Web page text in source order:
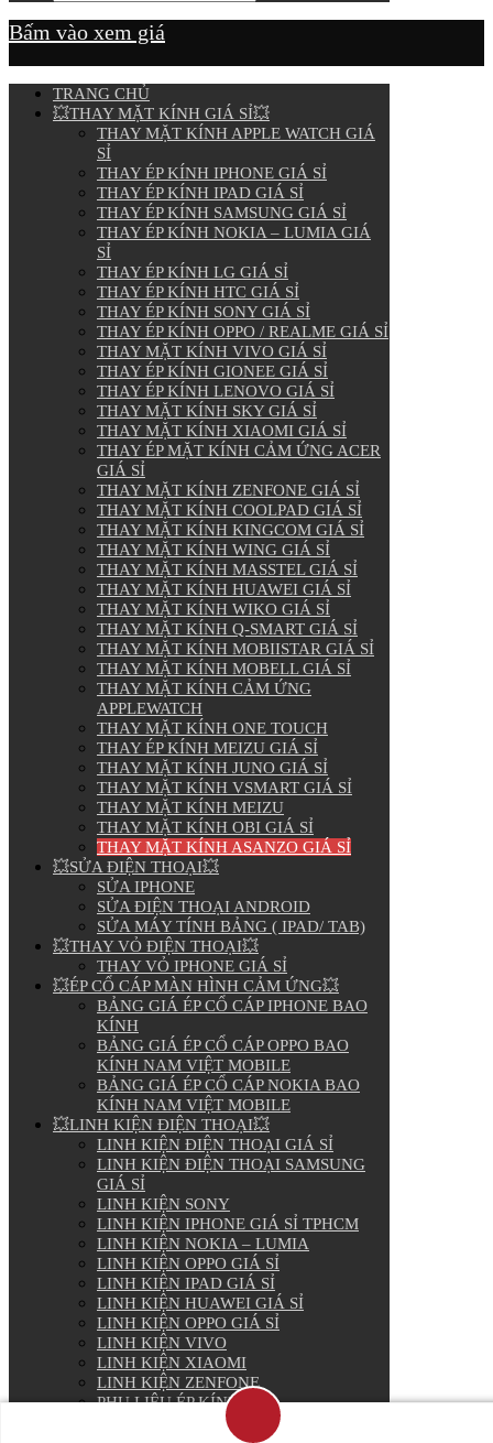
Bấm vào xem giá
TRANG CHỦ
💥THAY MẶT KÍNH GIÁ SỈ💥
THAY MẶT KÍNH APPLE WATCH GIÁ
SỈ
THAY ÉP KÍNH IPHONE GIÁ SỈ
THAY ÉP KÍNH IPAD GIÁ SỈ
THAY ÉP KÍNH SAMSUNG GIÁ SỈ
THAY ÉP KÍNH NOKIA – LUMIA GIÁ
SỈ
THAY ÉP KÍNH LG GIÁ SỈ
THAY ÉP KÍNH HTC GIÁ SỈ
THAY ÉP KÍNH SONY GIÁ SỈ
THAY ÉP KÍNH OPPO / REALME GIÁ SỈ
THAY MẶT KÍNH VIVO GIÁ SỈ
THAY ÉP KÍNH GIONEE GIÁ SỈ
THAY ÉP KÍNH LENOVO GIÁ SỈ
THAY MẶT KÍNH SKY GIÁ SỈ
THAY MẶT KÍNH XIAOMI GIÁ SỈ
THAY ÉP MẶT KÍNH CẢM ỨNG ACER
GIÁ SỈ
THAY MẶT KÍNH ZENFONE GIÁ SỈ
THAY MẶT KÍNH COOLPAD GIÁ SỈ
THAY MẶT KÍNH KINGCOM GIÁ SỈ
THAY MẶT KÍNH WING GIÁ SỈ
THAY MẶT KÍNH MASSTEL GIÁ SỈ
THAY MẶT KÍNH HUAWEI GIÁ SỈ
THAY MẶT KÍNH WIKO GIÁ SỈ
THAY MẶT KÍNH Q-SMART GIÁ SỈ
THAY MẶT KÍNH MOBIISTAR GIÁ SỈ
THAY MẶT KÍNH MOBELL GIÁ SỈ
THAY MẶT KÍNH CẢM ỨNG
APPLEWATCH
THAY MẶT KÍNH ONE TOUCH
THAY ÉP KÍNH MEIZU GIÁ SỈ
THAY MẶT KÍNH JUNO GIÁ SỈ
THAY MẶT KÍNH VSMART GIÁ SỈ
THAY MẶT KÍNH MEIZU
THAY MẶT KÍNH OBI GIÁ SỈ
THAY MẶT KÍNH ASANZO GIÁ SỈ
💥SỬA ĐIỆN THOẠI💥
SỬA IPHONE
SỬA ĐIỆN THOẠI ANDROID
SỬA MÁY TÍNH BẢNG ( IPAD/ TAB)
💥THAY VỎ ĐIỆN THOẠI💥
THAY VỎ IPHONE GIÁ SỈ
💥ÉP CỔ CÁP MÀN HÌNH CẢM ỨNG💥
BẢNG GIÁ ÉP CỔ CÁP IPHONE BAO
KÍNH
BẢNG GIÁ ÉP CỔ CÁP OPPO BAO
KÍNH NAM VIỆT MOBILE
BẢNG GIÁ ÉP CỔ CÁP NOKIA BAO
KÍNH NAM VIỆT MOBILE
💥LINH KIỆN ĐIỆN THOẠI💥
LINH KIỆN ĐIỆN THOẠI GIÁ SỈ
LINH KIỆN ĐIỆN THOẠI SAMSUNG
GIÁ SỈ
LINH KIỆN SONY
LINH KIỆN IPHONE GIÁ SỈ TPHCM
LINH KIỆN NOKIA – LUMIA
LINH KIỆN OPPO GIÁ SỈ
LINH KIỆN IPAD GIÁ SỈ
LINH KIỆN HUAWEI GIÁ SỈ
LINH KIỆN OPPO GIÁ SỈ
LINH KIỆN VIVO
LINH KIỆN XIAOMI
LINH KIỆN ZENFONE
PHỤ LIỆU ÉP KÍNH
PIN ĐIỆN THOẠI GIÁ SỈ